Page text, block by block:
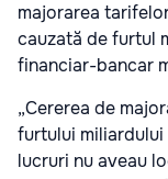
majorarea
cauzată de furtul
financiar-bancar
„Cererea de
furtului
lucruri nu aveau